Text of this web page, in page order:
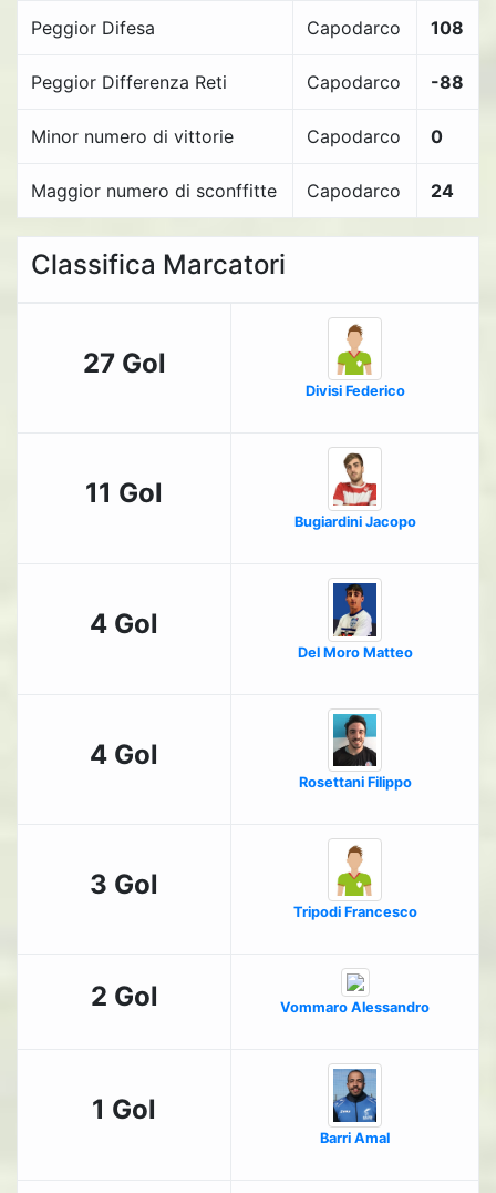
Peggior Difesa Capodarco 108
Peggior Differenza Reti Capodarco -88
Minor numero di vittorie Capodarco 0
Maggior numero di sconffitte Capodarco 24
Classifica Marcatori
27 Gol
Divisi Federico
11 Gol
Bugiardini Jacopo
4 Gol
Del Moro Matteo
4 Gol
Rosettani Filippo
3 Gol
Tripodi Francesco
2 Gol Vommaro Alessandro
1 Gol
Barri Amal